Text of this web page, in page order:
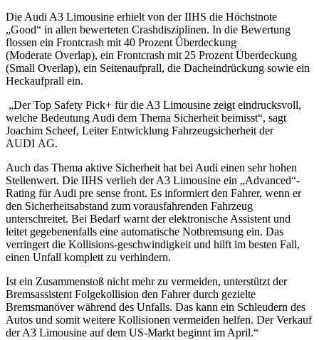
Die Audi A3 Limousine erhielt von der IIHS die Höchstnote
„Good“ in allen bewerteten Crashdisziplinen. In die Bewertung
flossen ein Frontcrash mit 40 Prozent Überdeckung
(Moderate Overlap), ein Frontcrash mit 25 Prozent Überdeckung
(Small Overlap), ein Seitenaufprall, die Dacheindrückung sowie ein
Heckaufprall ein.
„Der Top Safety Pick+ für die A3 Limousine zeigt eindrucksvoll,
welche Bedeutung Audi dem Thema Sicherheit beimisst“, sagt
Joachim Scheef, Leiter Entwicklung Fahrzeugsicherheit der
AUDI AG.
Auch das Thema aktive Sicherheit hat bei Audi einen sehr hohen
Stellenwert. Die IIHS verlieh der A3 Limousine ein „Advanced“-
Rating für Audi pre sense front. Es informiert den Fahrer, wenn er
den Sicherheitsabstand zum vorausfahrenden Fahrzeug
unterschreitet. Bei Bedarf warnt der elektronische Assistent und
leitet gegebenenfalls eine automatische Notbremsung ein. Das
verringert die Kollisions-geschwindigkeit und hilft im besten Fall,
einen Unfall komplett zu verhindern.
Ist ein Zusammenstoß nicht mehr zu vermeiden, unterstützt der
Bremsassistent Folgekollision den Fahrer durch gezielte
Bremsmanöver während des Unfalls. Das kann ein Schleudern des
Autos und somit weitere Kollisionen vermeiden helfen. Der Verkauf
der A3 Limousine auf dem US-Markt beginnt im April.“